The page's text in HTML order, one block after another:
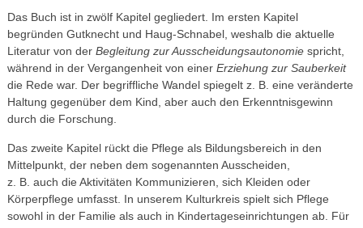
Das Buch ist in zwölf Kapitel gegliedert. Im ersten Kapitel
begründen Gutknecht und Haug‑Schnabel, weshalb die aktuelle
Literatur von der Begleitung zur Ausscheidungs­autonomiespricht,
während in der Vergangenheit von einer Erziehung zur Sauberkeit
die Rede war. Der begriffliche Wandel spiegelt z. B. eine veränderte
Haltung gegenüber dem Kind, aber auch den Erkenntnisgewinn
durch die Forschung.
Das zweite Kapitel rückt die Pflege als Bildungsbereich in den
Mittelpunkt, der neben dem sogenannten Ausscheiden,
z. B. auch die Aktivitäten Kommunizieren, sich Kleiden oder
Körperpflege umfasst. In unserem Kulturkreis spielt sich Pflege
sowohl in der Familie als auch in Kindertageseinrichtungen ab. Für